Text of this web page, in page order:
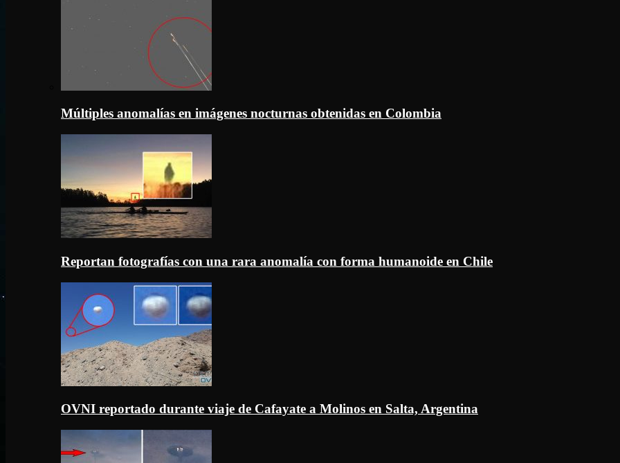
Múltiples anomalías en imágenes nocturnas obtenidas en Colombia
Reportan fotografías con una rara anomalía con forma humanoide en Chile
OVNI reportado durante viaje de Cafayate a Molinos en Salta, Argentina